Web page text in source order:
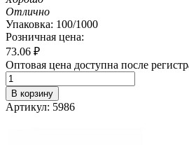
Отлично
Упаковка: 100/1000
Розничная цена:
73.06 ₽
Оптовая цена доступна после
В корзину
Артикул: 5986